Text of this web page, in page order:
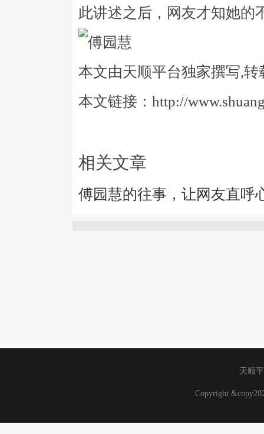
此讲述之后，网友才知她的
本文由天顺平台独家撰写,转
本文链接：http://
相关文章
傅园慧的往事，让网友直呼
天顺
Copyright